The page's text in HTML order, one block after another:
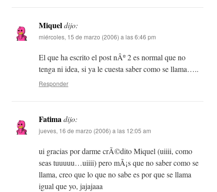
Miqueldijo:
miércoles, 15 de marzo (2006) a las 6:46 pm
El que ha escrito el post nÂº 2 es normal que no
tenga ni idea, si ya le cuesta saber como se llama…..
Responder
Fatimadijo:
jueves, 16 de marzo (2006) a las 12:05 am
ui gracias por darme crÃ©dito Miquel (uiiii, como
seas tuuuuu…uiiii) pero mÃ¡s que no saber como se
llama, creo que lo que no sabe es por que se llama
igual que yo, jajajaaa